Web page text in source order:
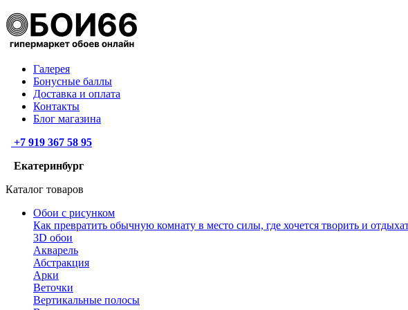
Галерея
Бонусные баллы
Доставка и оплата
Контакты
Блог магазина
+7 919 367 58 95
Екатеринбург
Каталог товаров
Обои с рисунком
Как превратить обычную комнату в место силы, где хочется творить и
3D обои
Акварель
Абстракция
Арки
Веточки
Вертикальные полосы